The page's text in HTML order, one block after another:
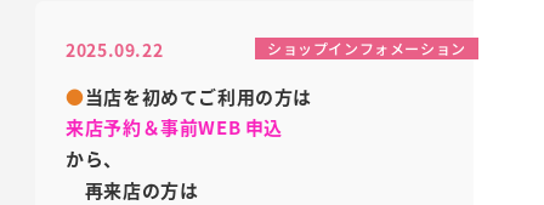
2025.09.22 ショップインフォメーション
●当店を初めてご利用の方は
来店予約＆事前WEB 申込
から、
再来店の方は